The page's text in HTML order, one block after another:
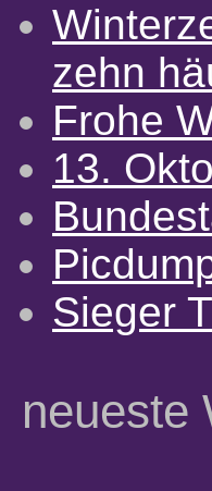
zehn
Frohe
13.
Sieger
neueste